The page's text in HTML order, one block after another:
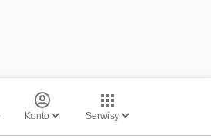
Konto Serwisy